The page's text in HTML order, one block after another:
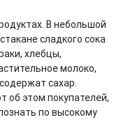
В небольшой
сладкого сока
хлебцы,
молоко,
сахар.
об этом покупателей,
по высокому